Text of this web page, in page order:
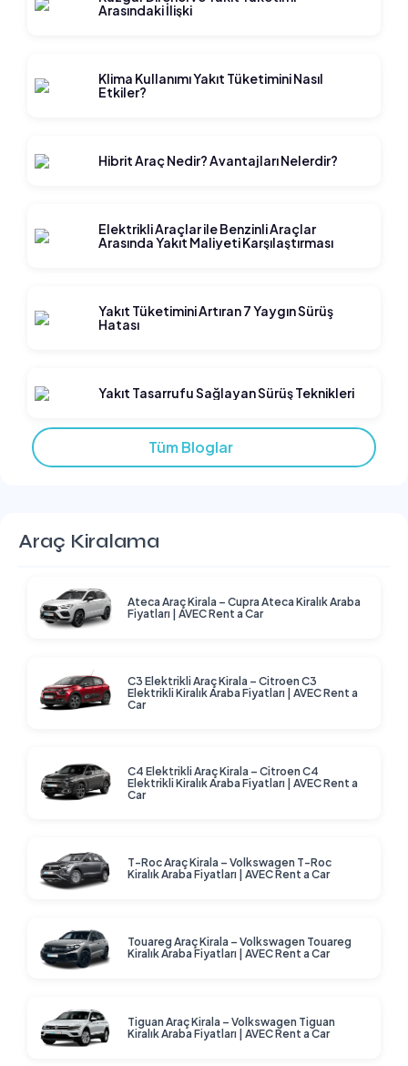
Arasındaki İlişki
Klima Kullanımı Yakıt Tüketimini Nasıl
Etkiler?
Hibrit Araç Nedir? Avantajları Nelerdir?
Elektrikli Araçlar ile Benzinli Araçlar
Arasında Yakıt Maliyeti Karşılaştırması
Yakıt Tüketimini Artıran 7 Yaygın Sürüş
Hatası
Yakıt Tasarrufu Sağlayan Sürüş Teknikleri
Tüm Bloglar
Araç Kiralama
Ateca Araç Kirala – Cupra Ateca Kiralık Araba
Fiyatları | AVEC Rent a Car
C3 Elektrikli Araç Kirala – Citroen C3
Elektrikli Kiralık Araba Fiyatları | AVEC Rent a
Car
C4 Elektrikli Araç Kirala – Citroen C4
Elektrikli Kiralık Araba Fiyatları | AVEC Rent a
Car
T-Roc Araç Kirala – Volkswagen T-Roc
Kiralık Araba Fiyatları | AVEC Rent a Car
Touareg Araç Kirala – Volkswagen Touareg
Kiralık Araba Fiyatları | AVEC Rent a Car
Tiguan Araç Kirala – Volkswagen Tiguan
Kiralık Araba Fiyatları | AVEC Rent a Car